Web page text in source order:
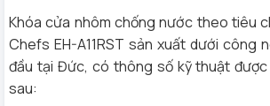
Khóa cửa nhôm chống nước theo tiêu
Chefs EH-A11RST sản xuất dưới công
đầu tại Đức, có thông số kỹ thuật
sau: